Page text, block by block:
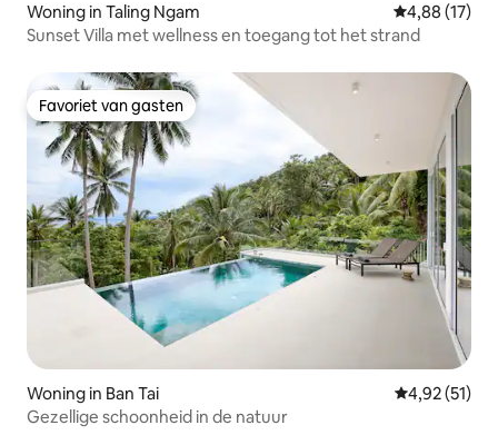
Woning in Taling Ngam Gemiddelde
4,88 (17)
Sunset Villa met wellness en toegang tot het strand
Favoriet van gasten
Favoriet van gasten
Woning in Ban Tai Gemiddelde
4,92 (51)
Gezellige schoonheid in de natuur